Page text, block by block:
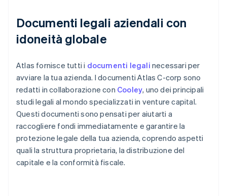
Documenti legali aziendali con
idoneità globale
Atlas fornisce tutti i documenti legali necessari per
avviare la tua azienda. I documenti Atlas C-corp sono
redatti in collaborazione con Cooley, uno dei principali
studi legali al mondo specializzati in venture capital.
Questi documenti sono pensati per aiutarti a
raccogliere fondi immediatamente e garantire la
protezione legale della tua azienda, coprendo aspetti
quali la struttura proprietaria, la distribuzione del
capitale e la conformità fiscale.